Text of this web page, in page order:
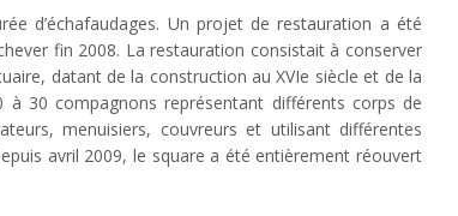
d’échafaudages. Un projet de restauration a été
fin 2008. La restauration consistait à conserver
datant de la construction au XVIe siècle et de la
30 compagnons représentant différents corps de
menuisiers, couvreurs et utilisant différentes
avril 2009, le square a été entièrement réouvert